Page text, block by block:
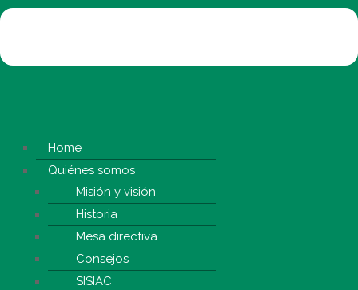
Home
Quiénes somos
Misión y visión
Historia
Mesa directiva
Consejos
SISIAC